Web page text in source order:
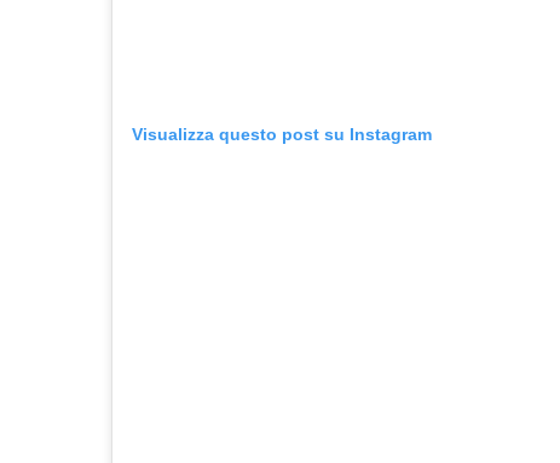
Visualizza questo post su Instagram